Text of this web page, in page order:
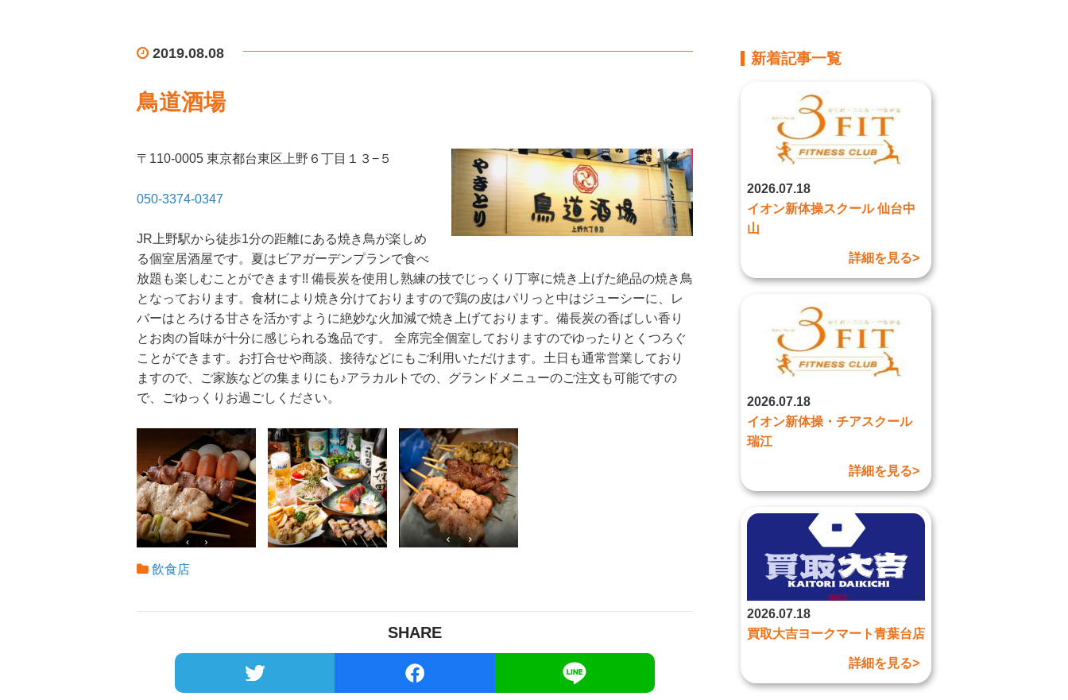
2019.08.08
鳥道酒場
〒110-0005 東京都台東区上野６丁目１３−５
050-3374-0347
JR上野駅から徒歩1分の距離にある焼き鳥が楽しめ
る個室居酒屋です。夏はビアガーデンプランで食べ
放題も楽しむことができます!! 備長炭を使用し熟練の技でじっくり丁寧に焼き上げた絶品の焼き鳥
となっております。食材により焼き分けておりますので鶏の皮はパリっと中はジューシーに、レ
バーはとろける甘さを活かすように絶妙な火加減で焼き上げております。備長炭の香ばしい香り
とお肉の旨味が十分に感じられる逸品です。 全席完全個室しておりますのでゆったりとくつろぐ
ことができます。お打合せや商談、接待などにもご利用いただけます。土日も通常営業しており
ますので、ご家族などの集まりにも♪アラカルトでの、グランドメニューのご注文も可能ですの
で、ごゆっくりお過ごしください。
飲食店
SHARE
新着記事一覧
2026.07.18
イオン新体操スクール 仙台中
山
詳細を見る>
2026.07.18
イオン新体操・チアスクール
瑞江
詳細を見る>
2026.07.18
買取大吉ヨークマート青葉台店
詳細を見る>